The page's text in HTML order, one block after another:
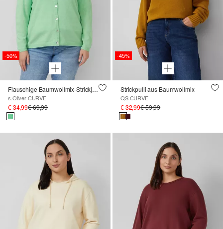
-50%
Flauschige Baumwollmix-Strickjacke
s.Oliver CURVE
€ 34,99€ 69,99
-45%
Strickpulli aus Baumwollmix
QS CURVE
€ 32,99€ 59,99